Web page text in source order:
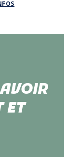
ET